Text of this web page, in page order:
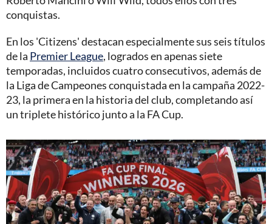
conquistas.
En los 'Citizens' destacan especialmente sus seis títulos
de la Premier League, logrados en apenas siete
temporadas, incluidos cuatro consecutivos, además de
la Liga de Campeones conquistada en la campaña 2022-
23, la primera en la historia del club, completando así
un triplete histórico junto a la FA Cup.